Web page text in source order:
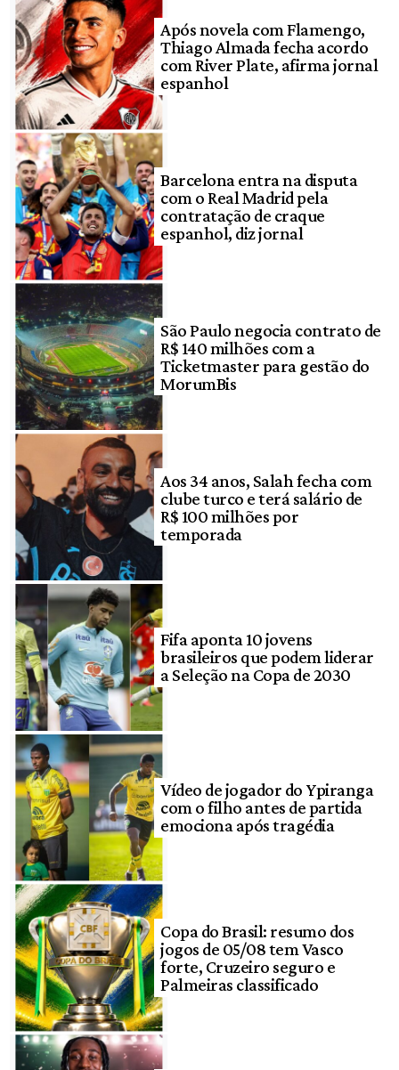
Após novela com Flamengo,
Thiago Almada fecha acordo
com River Plate, afirma jornal
espanhol
Barcelona entra na disputa
com o Real Madrid pela
contratação de craque
espanhol, diz jornal
São Paulo negocia contrato de
R$ 140 milhões com a
Ticketmaster para gestão do
MorumBis
Aos 34 anos, Salah fecha com
clube turco e terá salário de
R$ 100 milhões por
temporada
Fifa aponta 10 jovens
brasileiros que podem liderar
a Seleção na Copa de 2030
Vídeo de jogador do Ypiranga
com o filho antes de partida
emociona após tragédia
Copa do Brasil: resumo dos
jogos de 05/08 tem Vasco
forte, Cruzeiro seguro e
Palmeiras classificado